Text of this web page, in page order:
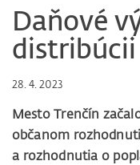
Daňové
distribúcii
28. 4. 2023
Mesto Trenčín
občanom
a rozhodnutia o